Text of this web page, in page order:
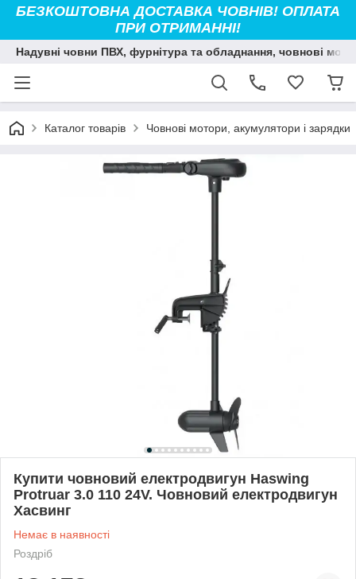
БЕЗКОШТОВНА ДОСТАВКА ЧОВНІВ! ОПЛАТА
ПРИ ОТРИМАННІ!
Надувні човни ПВХ, фурнітура та обладнання, човнові
Каталог товарів Човнові мотори, акумулятори і зарядки
Купити човновий електродвигун Haswing
Protruar 3.0 110 24V. Човновий електродвигун
Хасвинг
Немає в наявності
Роздріб